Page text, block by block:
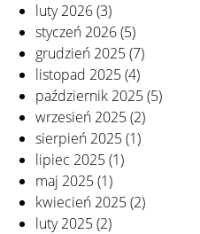
luty 2026(3)
styczeń 2026(5)
grudzień 2025(7)
listopad 2025(4)
październik 2025(5)
wrzesień 2025(2)
sierpień 2025(1)
lipiec 2025(1)
maj 2025(1)
kwiecień 2025(2)
luty 2025(2)